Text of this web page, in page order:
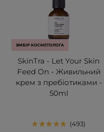
ВИБІР КОСМЕТОЛОГА
SkinTra - Let Your Skin
Feed On - Живильний
крем з пребіотиками -
50ml
493